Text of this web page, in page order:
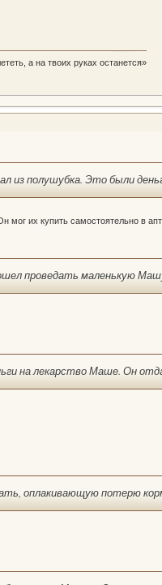
а на твоих руках останется»
из полушубка. Это были
мог их купить самостоятельно в
проведать маленькую
на лекарство Маше. Он
оплакивающую потерю